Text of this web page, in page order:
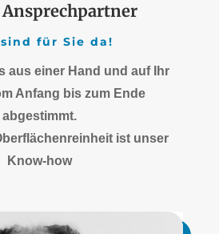
Ansprechpartner
für Sie da!
aus einer Hand und auf Ihr
Anfang bis zum Ende
abgestimmt.
ist unser
Know-how